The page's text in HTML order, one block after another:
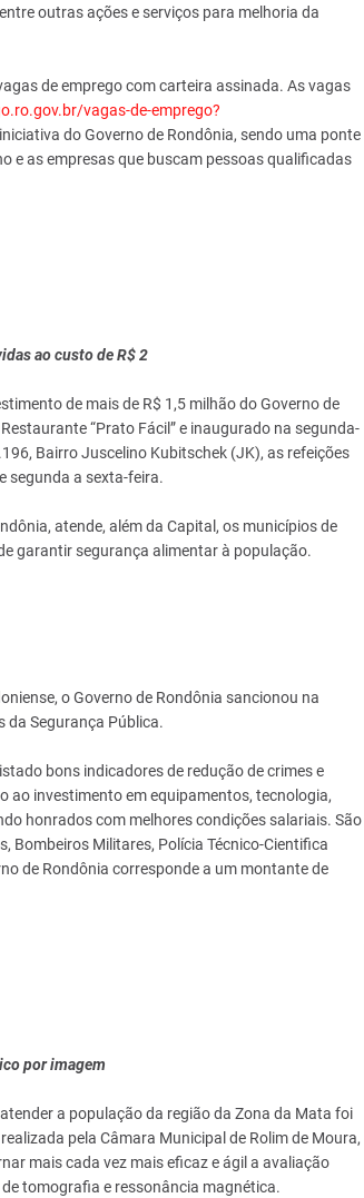
outras ações e serviços para melhoria da
de emprego com carteira assinada. As vagas
vagas-de-emprego?
do Governo de Rondônia, sendo uma ponte
e as empresas que buscam pessoas qualificadas
ao custo de R$ 2
de mais de R$ 1,5 milhão do Governo de
“Prato Fácil” e inaugurado na segunda-
Bairro Juscelino Kubitschek (JK), as refeições
segunda a sexta-feira.
atende, além da Capital, os municípios de
garantir segurança alimentar à população.
o Governo de Rondônia sancionou na
da Segurança Pública.
bons indicadores de redução de crimes e
ao investimento em equipamentos, tecnologia,
honrados com melhores condições salariais. São
Bombeiros Militares, Polícia Técnico-Cientifica
de Rondônia corresponde a um montante de
por imagem
a população da região da Zona da Mata foi
pela Câmara Municipal de Rolim de Moura,
mais cada vez mais eficaz e ágil a avaliação
tomografia e ressonância magnética.